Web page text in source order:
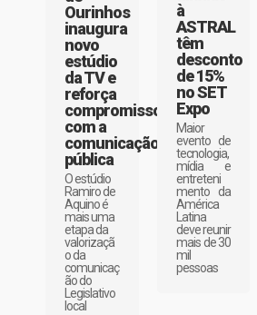
Ourinhos
inaugura
novo
estúdio
da TV e
reforça
compromisso
com a
comunicação
pública
O estúdio
Ramiro de
Aquino é
mais uma
etapa da
valorizaçã
o da
comunicaç
ão do
Legislativo
local
à
ASTRAL
têm
desconto
de 15%
no SET
Expo
Maior
evento de
tecnologia,
mídia e
entreteni
mento da
América
Latina
deve reunir
mais de 30
mil
pessoas